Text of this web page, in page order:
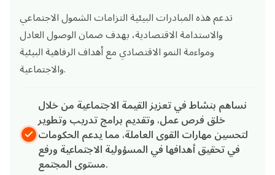
تدعم هذه المبادرات البيئية التزامات الشمول الاجتماعي
والاستدامة الاقتصادية، بهدف ضمان الوصول العادل
ومواءمة النمو الاقتصادي مع أهداف الرفاهية البيئية
والاجتماعية.
نساهم بنشاط في تعزيز القيمة الاجتماعية من خلال
خلق فرص عمل، وتقديم برامج تدريب وتطوير
لتحسين مهارات القوى العاملة، مما يدعم الحكومات
في تحقيق أهدافها في المسؤولية الاجتماعية ورفع
مستوى المجتمع.